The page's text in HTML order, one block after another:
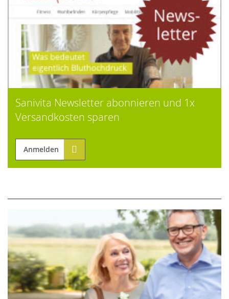
Sanivita Newsletter abonnieren und 1x
Versandkosten sparen
Anmelden